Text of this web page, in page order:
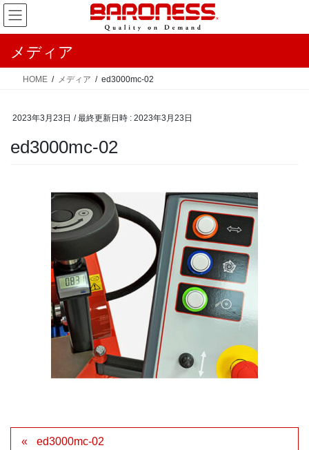
コ
ン
ナ
ビ
メディア
HOME メディア ed3000mc-02
2023年3月23日 / 最終更新日時 : 2023年3月23日
ed3000mc-02
ed3000mc-02